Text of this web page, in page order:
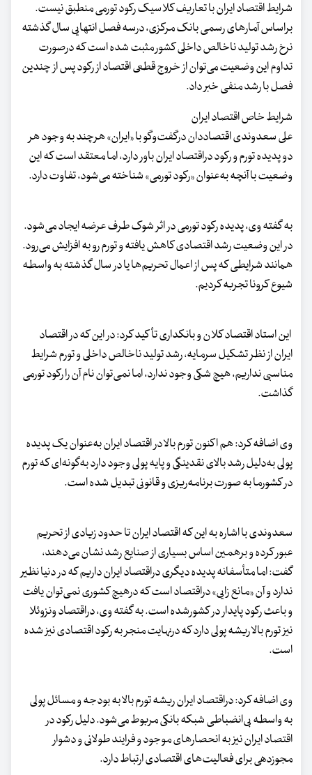
شرایط اقتصاد ایران با تعاریف کلاسیک رکود تورمی منطبق نیست.
براساس آمارهای رسمی بانک مرکزی، درسه فصل انتهایی سال گذشته
نرخ رشد تولید ناخالص داخلی کشور مثبت شده است که درصورت
تداوم این وضعیت می‌توان از خروج قطعی اقتصاد از رکود پس از چندین
فصل با رشد منفی خبر داد.
شرایط خاص اقتصاد ایران
علی سعدوندی اقتصاددان درگفت‌وگو با «ایران» هرچند به وجود هر
دو پدیده تورم و رکود دراقتصاد ایران باور دارد، اما معتقد است که این
وضعیت با آنچه به‌عنوان «رکود تورمی» شناخته می‌شود، تفاوت دارد.
به‌ گفته وی، پدیده رکود تورمی در اثر شوک طرف عرضه ایجاد می‌شود.
در این وضعیت رشد اقتصادی کاهش یافته و تورم رو به افزایش می‌رود.
همانند شرایطی که پس از اعمال تحریم‌ها یا در سال گذشته به واسطه
شیوع کرونا تجربه کردیم.
این استاد اقتصاد کلان و بانکداری تأکید کرد: در این که در اقتصاد
ایران از نظر تشکیل سرمایه، رشد تولید ناخالص داخلی و تورم شرایط
مناسبی نداریم، هیچ شکی وجود ندارد، اما نمی‌توان نام آن را رکود تورمی
گذاشت.
وی اضافه کرد: هم اکنون تورم بالا در اقتصاد ایران به‌عنوان یک پدیده
پولی به‌دلیل رشد بالای نقدینگی و پایه پولی وجود دارد به‌گونه‌ای که تورم
در کشورما به‌ صورت برنامه‌ریزی و قانونی تبدیل شده است.
سعدوندی با اشاره به این که اقتصاد ایران تا حدود زیادی از تحریم
عبور کرده و برهمین اساس بسیاری از صنایع رشد نشان می‌دهند،
گفت: اما متأسفانه پدیده دیگری دراقتصاد ایران داریم که در دنیا نظیر
ندارد و آن «مانع زایی» دراقتصاد است که درهیچ کشوری نمی‌توان یافت
و باعث رکود پایدار در کشورشده است. به‌ گفته وی، دراقتصاد ونزوئلا
نیز تورم بالا ریشه پولی دارد که درنهایت منجر به رکود اقتصادی نیز شده
است.
وی اضافه کرد: دراقتصاد ایران ریشه تورم بالا به بودجه و مسائل پولی
به واسطه بی‌انضباطی شبکه بانکی مربوط می‌شود. دلیل رکود در
اقتصاد ایران نیز به انحصارهای موجود و فرایند طولانی و دشوار
مجوزدهی برای فعالیت‌های اقتصادی ارتباط دارد.